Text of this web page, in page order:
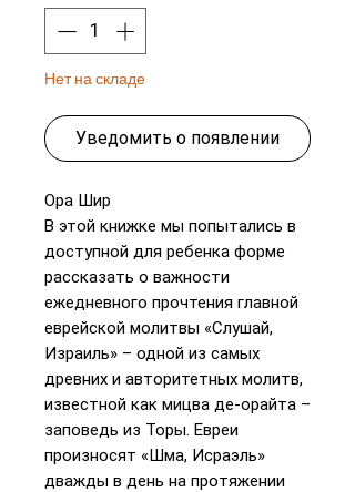
Нет на складе
Уведомить о появлении
Ора Шир
В этой книжке мы попытались в
доступной для ребенка форме
рассказать о важности
ежедневного прочтения главной
еврейской молитвы «Слушай,
Израиль» – одной из самых
древних и авторитетных молитв,
известной как мицва де-орайта –
заповедь из Торы. Евреи
произносят «Шма, Исраэль»
дважды в день на протяжении